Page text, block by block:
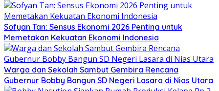
Sofyan Tan: Sensus Ekonomi 2026 Penting untuk
Memetakan Kekuatan Ekonomi Indonesia
Warga dan Sekolah Sambut Gembira Rencana
Gubernur Bobby Bangun SD Negeri Lasara di Nias Utara